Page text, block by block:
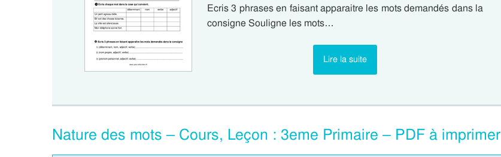
Ecris 3 phrases en faisant apparaitre les mots demandés dans la
consigne Souligne les mots…
Lire la suite
Nature des mots – Cours, Leçon : 3eme Primaire – PDF à imprimer